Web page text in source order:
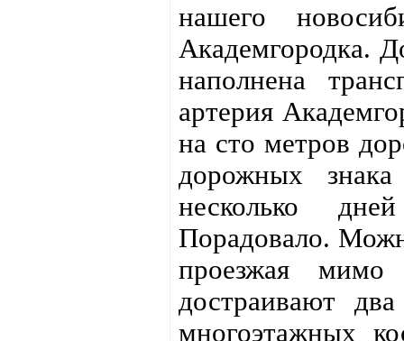
нашего
Академгородка.
наполнена
артерия
на сто метров
дорожных
несколько
Порадовало.
проезжая
достраивают
многоэтажных